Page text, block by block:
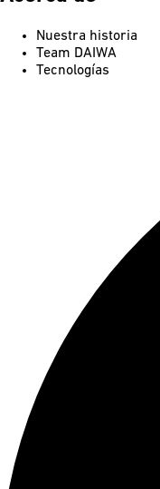
Nuestra historia
Team DAIWA
Tecnologías